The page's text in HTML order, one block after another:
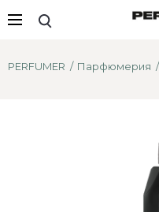
PERFUMER Парфюмерия